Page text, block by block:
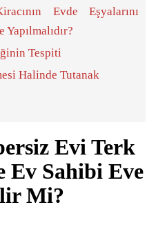
Evde Eşyalarını
Yapılmalıdır?
Tespiti
Halinde Tutanak
Evi Terk
Ev Sahibi Eve
Mi?